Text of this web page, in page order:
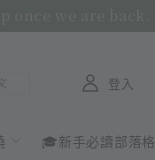
🎓新手必讀部落格
登入